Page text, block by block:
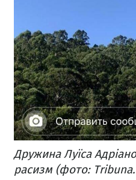
Дружина Луїса
расизм (фото: